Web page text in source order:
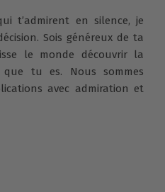
t’admirent en silence, je
Sois généreux de ta
le monde découvrir la
que tu es. Nous sommes
avec admiration et